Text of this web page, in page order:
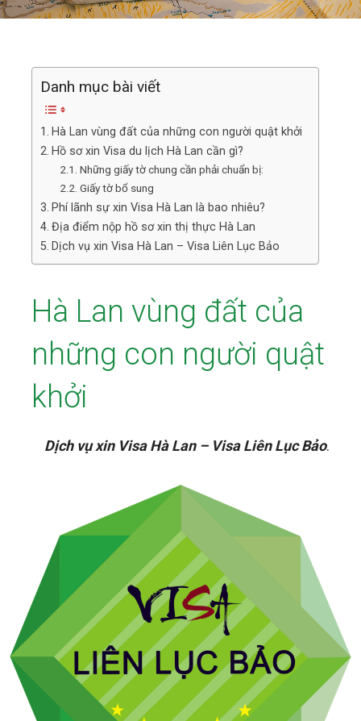
Danh mục bài viết
Hà Lan vùng đất của những con người quật khởi
Hồ sơ xin Visa du lịch Hà Lan cần gì?
Những giấy tờ chung cần phải chuẩn bị:
Giấy tờ bổ sung
Phí lãnh sự xin Visa Hà Lan là bao nhiêu?
Địa điểm nộp hồ sơ xin thị thực Hà Lan
Dịch vụ xin Visa Hà Lan – Visa Liên Lục Bảo
Hà Lan vùng đất của
những con người quật
khởi
Dịch vụ xin Visa Hà Lan – Visa Liên Lục Bảo.